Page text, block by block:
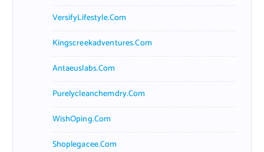
VersifyLifestyle.com
Kingscreekadventures.com
Antaeuslabs.com
Purelycleanchemdry.com
WishOping.com
Shoplegacee.com